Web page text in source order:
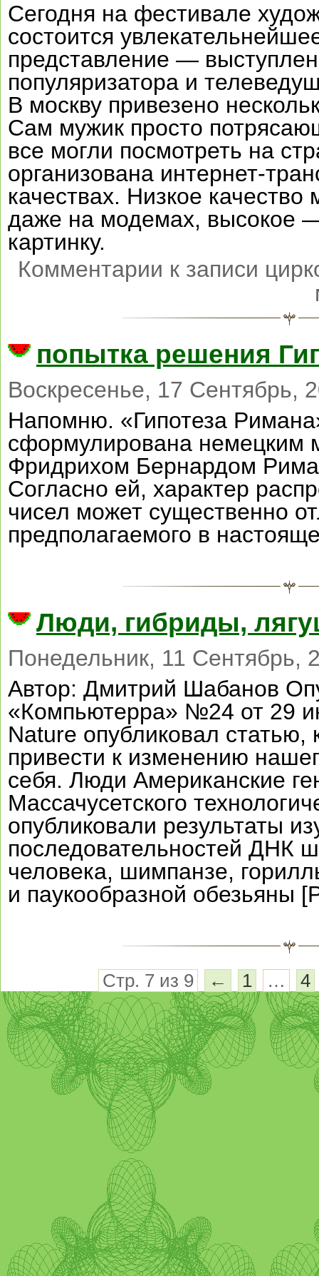
Сегодня на фестивале
состоится
представление —
популяризатора и
В москву привезено
Сам мужик просто
все могли посмотреть на
организована интернет-
качествах. Низкое
даже на модемах, высокое
картинку.
Комментарии к записи
попытка решения
Воскресенье, 17 Сентябрь,
Напомню. «Гипотеза
сформулирована немецким
Фридрихом Бернардом
Согласно ей, характер
чисел может существенно
предполагаемого в
Люди, гибриды,
Понедельник, 11 Сентябрь,
Автор: Дмитрий Шабанов
«Компьютерра» №24 от 29
Nature опубликовал статью,
привести к изменению
себя. Люди Американские
Массачусетского
опубликовали результаты
последовательностей ДНК
человека, шимпанзе,
и паукообразной обезьяны
Стр. 7 из 9 ← 1 … 4